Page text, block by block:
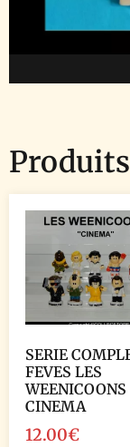
SERIE
FEVES LES
WEENICOONS
CINEMA
12.00€